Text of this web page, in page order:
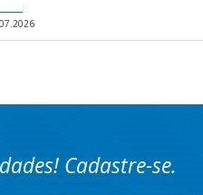
Cadastre-se.